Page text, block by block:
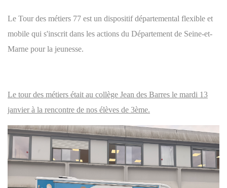
Le Tour des métiers 77 est un dispositif départemental flexible et
mobile qui s'inscrit dans les actions du Département de Seine-et-
Marne pour la jeunesse.
Le tour des métiers était au collège Jean des Barres le mardi 13
janvier à la rencontre de nos élèves de 3ème.